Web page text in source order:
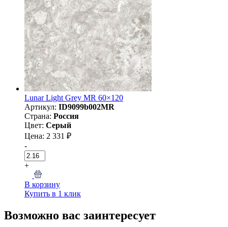
Lunar Light Grey MR 60×120
Артикул: ID9099b002MR
Страна: Россия
Цвет: Серый
Цена: 2 331 ₽
-
+
В корзину
Купить в 1 клик
Возможно вас заинтересует